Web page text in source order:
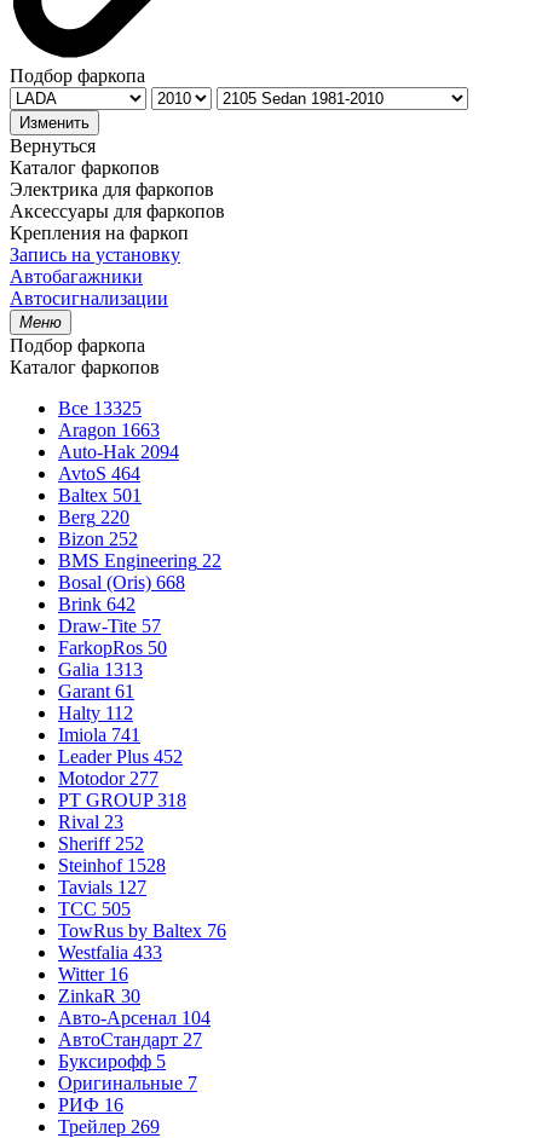
Подбор фаркопа
Изменить
Вернуться
Каталог фаркопов
Электрика для фаркопов
Аксессуары для фаркопов
Крепления на фаркоп
Запись на установку
Автобагажники
Автосигнализации
Меню
Подбор фаркопа
Каталог фаркопов
Все 13325
Aragon 1663
Auto-Hak 2094
AvtoS 464
Baltex 501
Berg 220
Bizon 252
BMS Engineering 22
Bosal (Oris) 668
Brink 642
Draw-Tite 57
FarkopRos 50
Galia 1313
Garant 61
Halty 112
Imiola 741
Leader Plus 452
Motodor 277
PT GROUP 318
Rival 23
Sheriff 252
Steinhof 1528
Tavials 127
TCC 505
TowRus by Baltex 76
Westfalia 433
Witter 16
ZinkaR 30
Авто-Арсенал 104
АвтоСтандарт 27
Буксирофф 5
Оригинальные 7
РИФ 16
Трейлер 269